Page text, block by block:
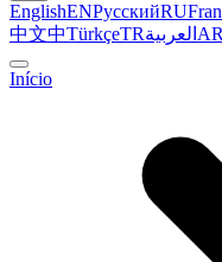
EnglishENРусскийRU
中文中TürkçeTRالعربية AR
Início